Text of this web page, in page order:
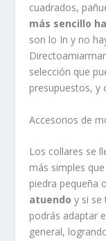
cuadrados,
más sencillo
son lo In y no
selección que
presupuestos, y
Accesorios de
Los collares se
más simples
piedra pequeña
atuendo y si se
podrás adaptar
general,